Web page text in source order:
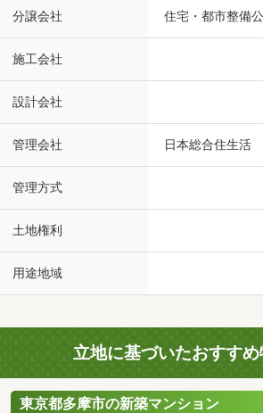
分譲会社 住宅・都市整備
施工会社
設計会社
管理会社 日本総合住生活
管理方式
土地権利
用途地域
立地に基づいたおすす
東京都多摩市の新築マンション